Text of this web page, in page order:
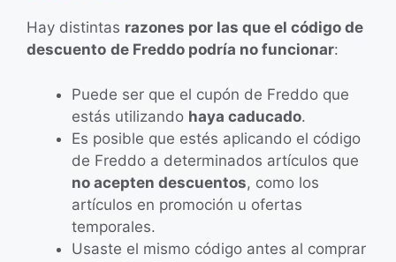
Hay distintas razones por las que el código de
descuento de Freddo podría no funcionar:
Puede ser que el cupón de Freddo que
estás utilizando haya caducado.
Es posible que estés aplicando el código
de Freddo a determinados artículos que
no acepten descuentos, como los
artículos en promoción u ofertas
temporales.
Usaste el mismo código antes al comprar